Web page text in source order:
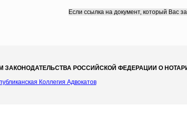
Если ссылка на документ, который Вас
РОССИЙСКОЙ ФЕДЕРАЦИИ О
Коллегия Адвокатов